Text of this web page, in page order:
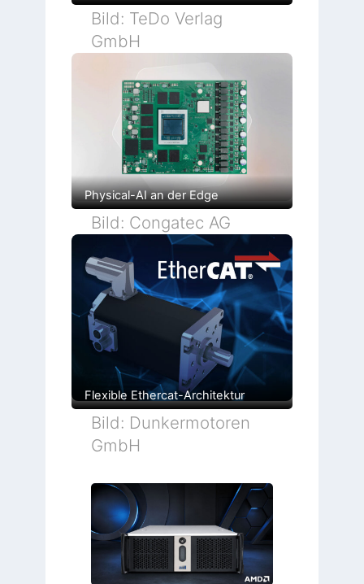
Bild: TeDo Verlag
GmbH
Physical-AI an der Edge
Bild: Congatec AG
Flexible Ethercat-Architektur
Bild: Dunkermotoren
GmbH